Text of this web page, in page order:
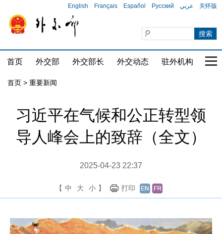
English Français Español Русский عربي 关怀版
首页 外交部 外交部长 外交动态 驻外机构 国
首页 > 重要新闻
习近平在气候和公正转型领
导人峰会上的致辞（全文）
2025-04-23 22:37
【 中 大 小 】 打印